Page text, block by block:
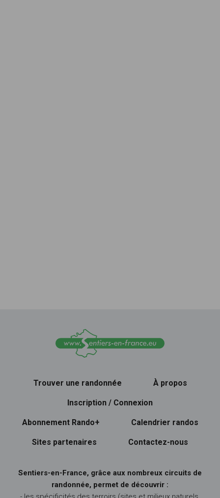
Trouver une randonnée À propos
Inscription / Connexion
Abonnement Rando+ Calendrier randos
Sites partenaires Contactez-nous
Sentiers-en-France, grâce aux nombreux circuits de
randonnée, permet de découvrir :